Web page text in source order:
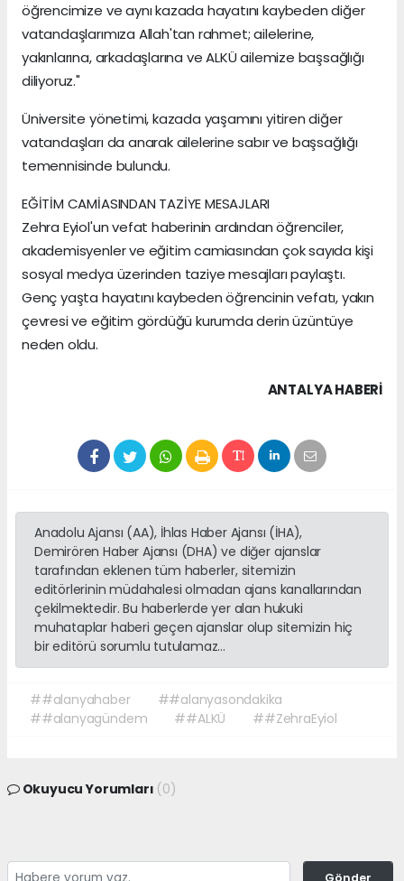
öğrencimize ve aynı kazada hayatını kaybeden diğer
vatandaşlarımıza Allah'tan rahmet; ailelerine,
yakınlarına, arkadaşlarına ve ALKÜ ailemize başsağlığı
diliyoruz."
Üniversite yönetimi, kazada yaşamını yitiren diğer
vatandaşları da anarak ailelerine sabır ve başsağlığı
temennisinde bulundu.
EĞİTİM CAMİASINDAN TAZİYE MESAJLARI
Zehra Eyiol'un vefat haberinin ardından öğrenciler,
akademisyenler ve eğitim camiasından çok sayıda kişi
sosyal medya üzerinden taziye mesajları paylaştı.
Genç yaşta hayatını kaybeden öğrencinin vefatı, yakın
çevresi ve eğitim gördüğü kurumda derin üzüntüye
neden oldu.
ANTALYA HABERİ
Anadolu Ajansı (AA), İhlas Haber Ajansı (İHA),
Demirören Haber Ajansı (DHA) ve diğer ajanslar
tarafından eklenen tüm haberler, sitemizin
editörlerinin müdahalesi olmadan ajans kanallarından
çekilmektedir. Bu haberlerde yer alan hukuki
muhataplar haberi geçen ajanslar olup sitemizin hiç
bir editörü sorumlu tutulamaz...
##alanyahaber
##alanyasondakika
##alanyagündem
##ALKÜ ##ZehraEyiol
Okuyucu Yorumları (0)